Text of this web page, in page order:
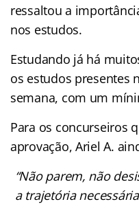
ressaltou a
nos estudos.
Estudando já há
os estudos presentes
semana, com um
Para os concurseiros
aprovação, Ariel A.
“Não parem, não
a trajetória